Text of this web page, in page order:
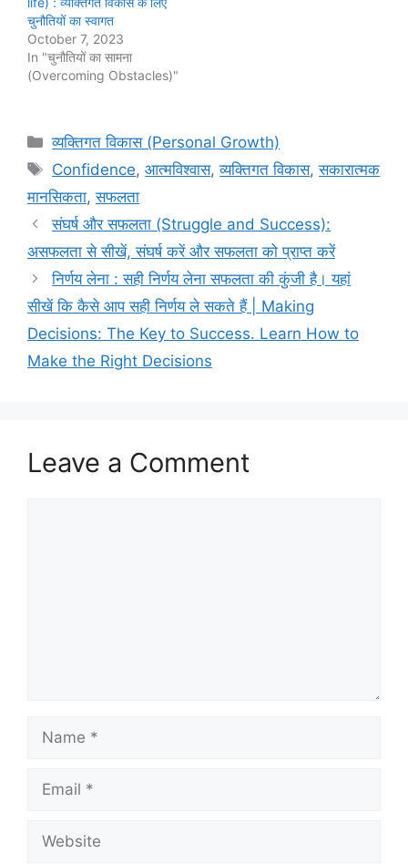
चुनौतियों का स्वागत
October 7, 2023
In "चुनौतियों का सामना
(Overcoming Obstacles)"
Categories
व्यक्तिगत विकास (Personal Growth)
Tags
Confidence,आत्मविश्वास,व्यक्तिगत विकास,सकारात्मक
मानसिकता,सफलता
संघर्ष और सफलता (Struggle and Success):
असफलता से सीखें, संघर्ष करें और सफलता को प्राप्त करें
निर्णय लेना : सही निर्णय लेना सफलता की कुंजी है। यहां
सीखें कि कैसे आप सही निर्णय ले सकते हैं | Making
Decisions: The Key to Success. Learn How to
Make the Right Decisions
Leave a Comment